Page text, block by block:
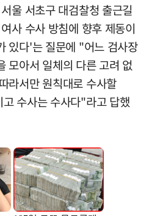
울 서초구 대검찰청 출근길
사 수사 방침에 향후 제동이
있다'는 질문에 "어느 검사장
모아서 일체의 다른 고려 없
라서만 원칙대로 수사할
수사는 수사다"라고 답했